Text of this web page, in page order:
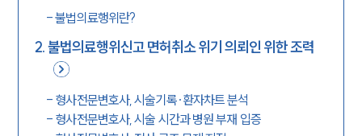
-불법의료행위란?
2.불법의료행위신고 면허취소 위기 의뢰인 위한 조력
- 형사전문변호사, 시술기록·환자차트 분석
- 형사전문변호사, 시술 시간과 병원 부재 입증